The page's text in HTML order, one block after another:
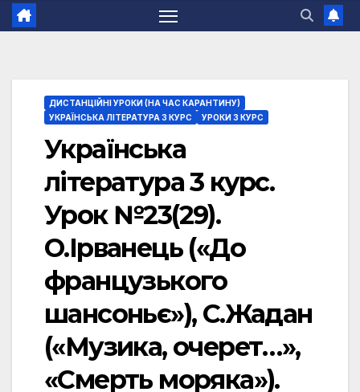
ДИСТАНЦІЙНІ УРОКИ (НА ЧАС КАРАНТИНУ)
УКРАЇНСЬКА ЛІТЕРАТУРА 3 КУРС
УРОКИ 3 КУРС
Українська
література 3 курс.
Урок №23(29).
О.Ірванець («До
французького
шансоньє»), С.Жадан
(«Музика, очерет…»,
«Смерть моряка»).